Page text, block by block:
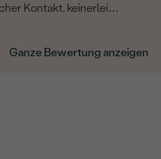
Kontakt, keinerlei
Brautpaar glücklich.
Mal an dieser Stelle.
Ganze Bewertung anzeigen